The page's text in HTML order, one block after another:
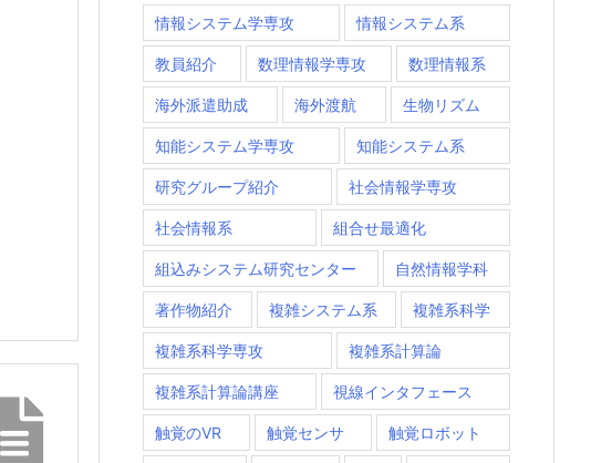
情報システム学専攻 情報システム系
教員紹介 数理情報学専攻 数理情報系
海外派遣助成 海外渡航 生物リズム
知能システム学専攻 知能システム系
研究グループ紹介 社会情報学専攻
社会情報系 組合せ最適化
組込みシステム研究センター 自然情報学科
著作物紹介 複雑システム系 複雑系科学
複雑系科学専攻 複雑系計算論
複雑系計算論講座 視線インタフェース
触覚のVR 触覚センサ 触覚ロボット